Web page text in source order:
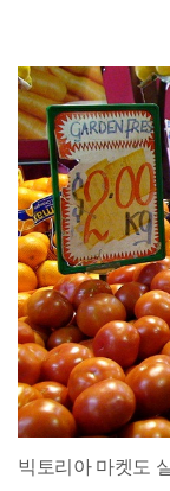
빅토리아 마켓도